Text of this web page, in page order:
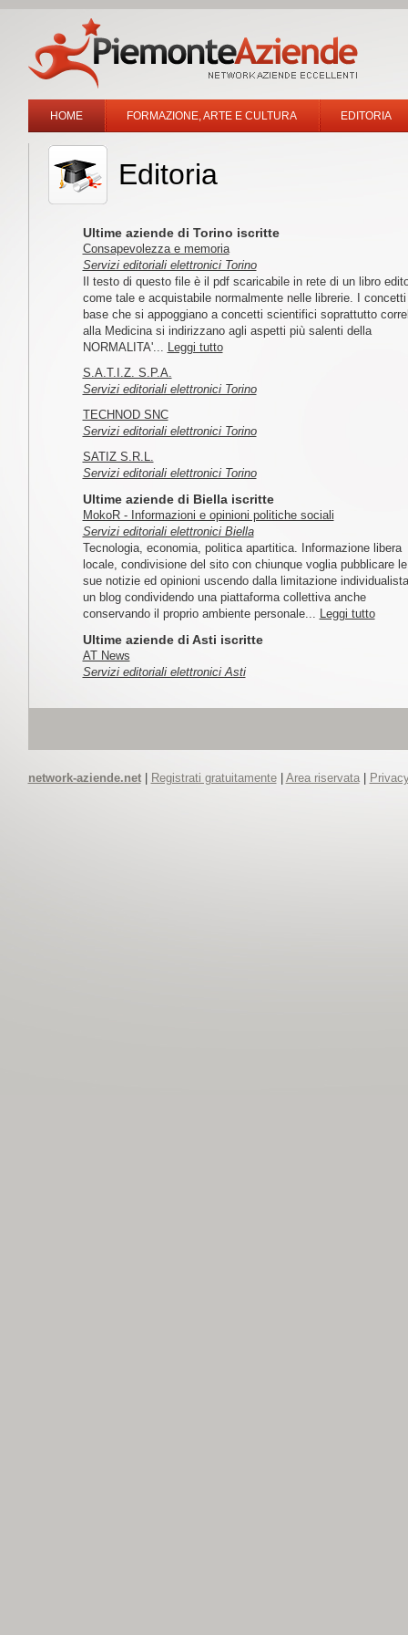
HOME FORMAZIONE, ARTE E CULTURA EDITORIA
Editoria
Ultime aziende di Torino iscritte
Consapevolezza e memoria
Servizi editoriali elettronici Torino
Il testo di questo file è il pdf scaricabile in rete di un libro
come tale e acquistabile normalmente nelle librerie. I concetti
base che si appoggiano a concetti scientifici soprattutto
alla Medicina si indirizzano agli aspetti più salenti della
NORMALITA'... Leggi tutto
S.A.T.I.Z. S.P.A.
Servizi editoriali elettronici Torino
TECHNOD SNC
Servizi editoriali elettronici Torino
SATIZ S.R.L.
Servizi editoriali elettronici Torino
Ultime aziende di Biella iscritte
MokoR - Informazioni e opinioni politiche sociali
Servizi editoriali elettronici Biella
Tecnologia, economia, politica apartitica. Informazione libera
locale, condivisione del sito con chiunque voglia pubblicare le
sue notizie ed opinioni uscendo dalla limitazione
un blog condividendo una piattaforma collettiva anche
conservando il proprio ambiente personale... Leggi tutto
Ultime aziende di Asti iscritte
AT News
Servizi editoriali elettronici Asti
network-aziende.net| Registrati gratuitamente| Area riservata|